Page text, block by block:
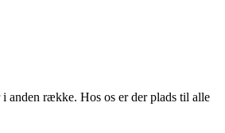
anden række. Hos os er der plads til alle